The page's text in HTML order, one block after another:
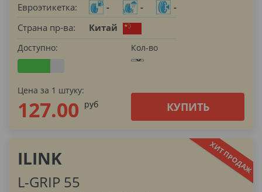
Евроэтикетка:
- -
-
Страна пр-ва:
Китай
Доступно: Кол-во
Цена за 1 штуку:
127.00 pуб КУПИТЬ
ILINK
L-GRIP 55